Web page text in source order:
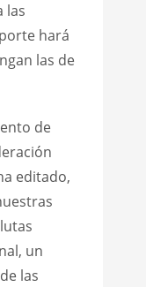
las
hará
las de
de
editado,
un
las